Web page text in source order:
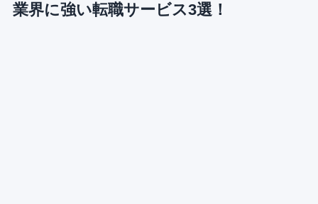
業界に強い転職サービス3選！